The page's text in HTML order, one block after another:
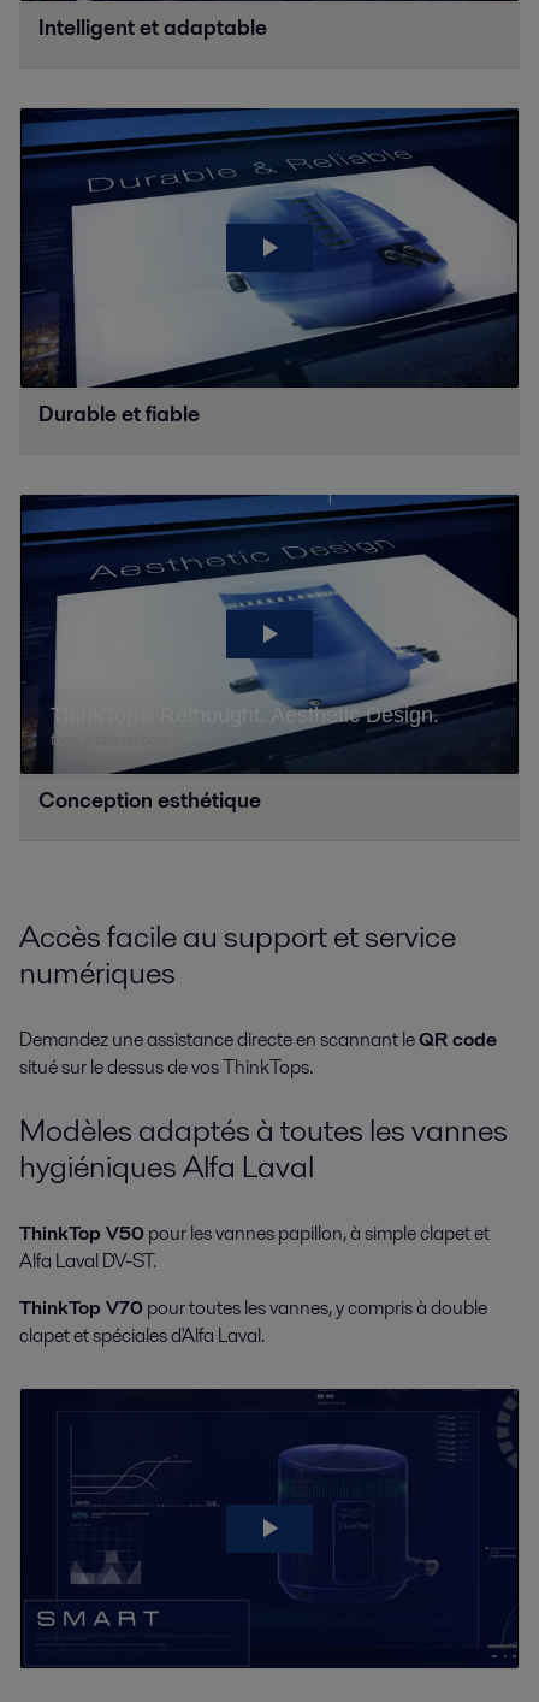
Intelligent et adaptable
Durable et fiable
Conception esthétique
Accès facile au support et service
numériques
Demandez une assistance directe en scannant leQR code
situé sur le dessus de vos ThinkTops.
Modèles adaptés à toutes les vannes
hygiéniques Alfa Laval
ThinkTop V50pour les vannes papillon, à simple clapet et
Alfa Laval DV-ST.
ThinkTop V70pour toutes les vannes, y compris à double
clapet et spéciales d'Alfa Laval.